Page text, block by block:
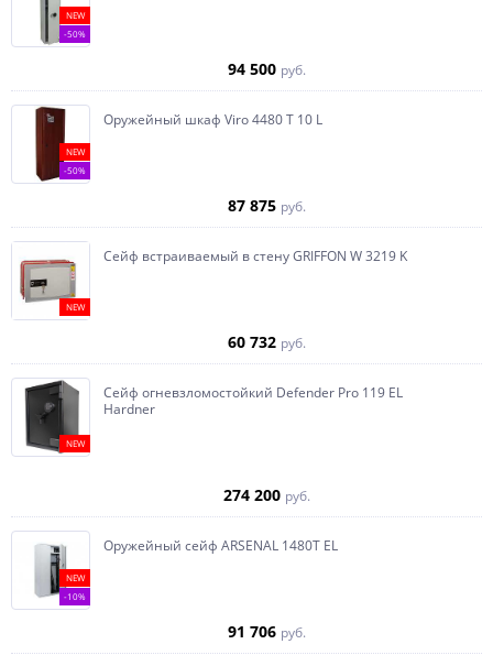
NEW
-50%
94 500 руб.
NEW
-50%
Оружейный шкаф Viro 4480 T 10 L
87 875 руб.
NEW
Сейф встраиваемый в стену GRIFFON W 3219 K
60 732 руб.
NEW
Сейф огневзломостойкий Defender Pro 119 EL
Hardner
274 200 руб.
NEW
-10%
Оружейный сейф ARSENAL 1480Т EL
91 706 руб.